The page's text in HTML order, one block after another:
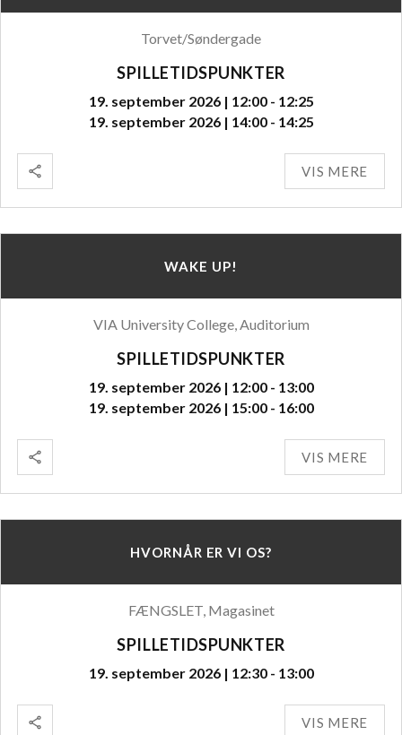
Torvet/Søndergade
SPILLETIDSPUNKTER
19. september 2026 | 12:00 - 12:25
19. september 2026 | 14:00 - 14:25
VIS MERE
WAKE UP!
VIA University College, Auditorium
SPILLETIDSPUNKTER
19. september 2026 | 12:00 - 13:00
19. september 2026 | 15:00 - 16:00
VIS MERE
HVORNÅR ER VI OS?
FÆNGSLET, Magasinet
SPILLETIDSPUNKTER
19. september 2026 | 12:30 - 13:00
VIS MERE